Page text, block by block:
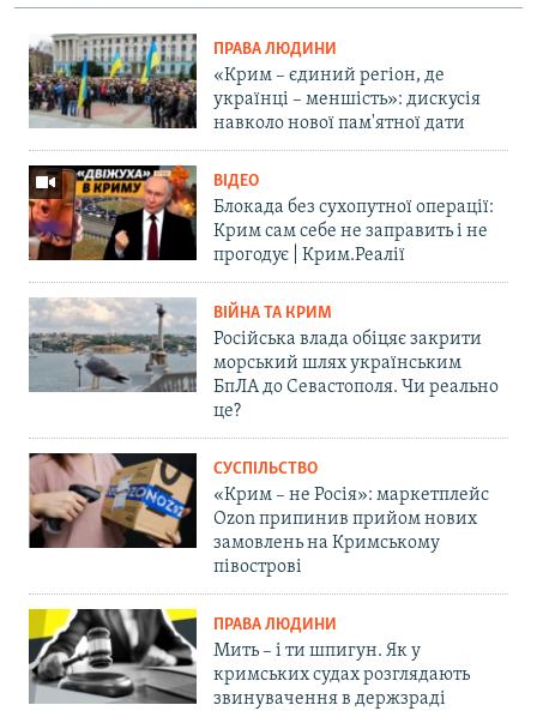
ПРАВА ЛЮДИНИ
«Крим – єдиний регіон, де
українці – меншість»: дискусія
навколо нової пам'ятної дати
ВІДЕО
Блокада без сухопутної операції:
Крим сам себе не заправить і не
прогодує | Крим.Реалії
ВІЙНА ТА КРИМ
Російська влада обіцяє закрити
морський шлях українським
БпЛА до Севастополя. Чи реально
це?
СУСПІЛЬСТВО
«Крим – не Росія»: маркетплейс
Ozon припинив прийом нових
замовлень на Кримському
півострові
ПРАВА ЛЮДИНИ
Мить – і ти шпигун. Як у
кримських судах розглядають
звинувачення в держзраді